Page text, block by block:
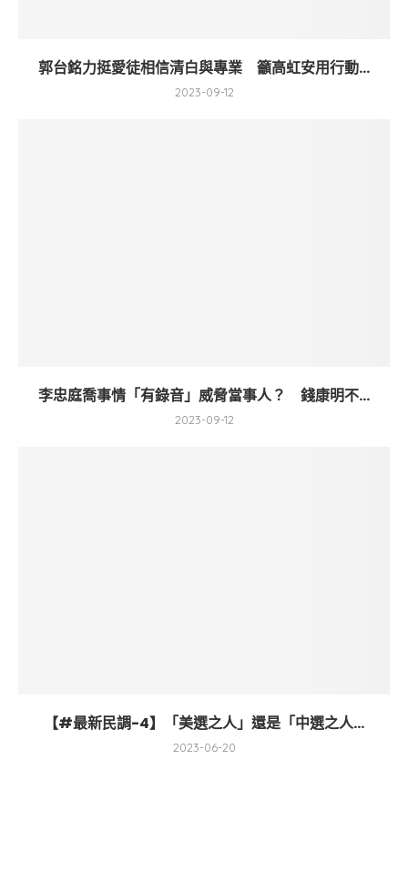
郭台銘力挺愛徒相信清白與專業 籲高虹安用行動...
2023-09-12
李忠庭喬事情「有錄音」威脅當事人？ 錢康明不...
2023-09-12
【#最新民調-4】「美選之人」還是「中選之人...
2023-06-20